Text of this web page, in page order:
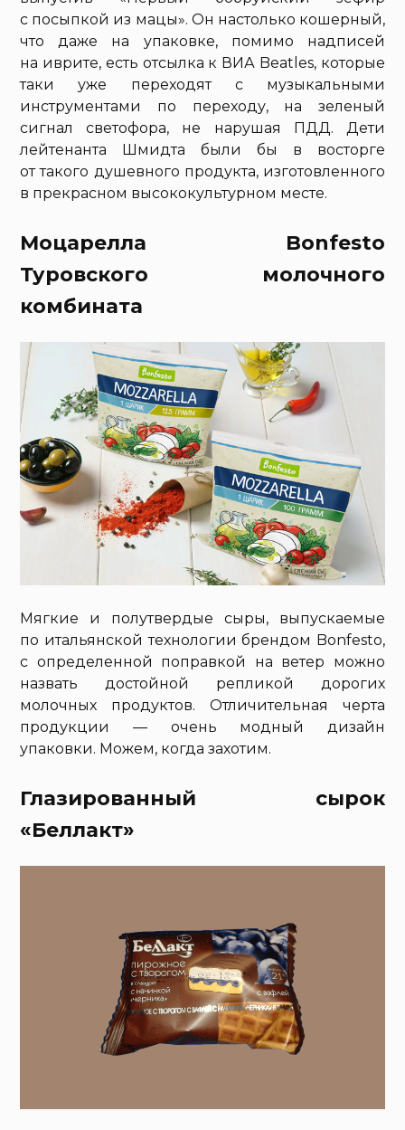
с посыпкой из мацы». Он настолько кошерный,
что даже на упаковке, помимо надписей
на иврите, есть отсылка к ВИА Beatles, которые
таки уже переходят с музыкальными
инструментами по переходу, на зеленый
сигнал светофора, не нарушая ПДД. Дети
лейтенанта Шмидта были бы в восторге
от такого душевного продукта, изготовленного
в прекрасном высококультурном месте.
Моцарелла Bonfesto
Туровского молочного
комбината
Мягкие и полутвердые сыры, выпускаемые
по итальянской технологии брендом Bonfesto,
с определенной поправкой на ветер можно
назвать достойной репликой дорогих
молочных продуктов. Отличительная черта
продукции — очень модный дизайн
упаковки. Можем, когда захотим.
Глазированный сырок
«Беллакт»